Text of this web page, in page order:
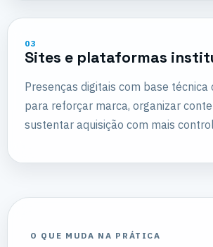
03
Sites e plataformas
Presenças digitais com base técnica
para reforçar marca, organizar
sustentar aquisição com mais
O QUE MUDA NA PRÁTICA